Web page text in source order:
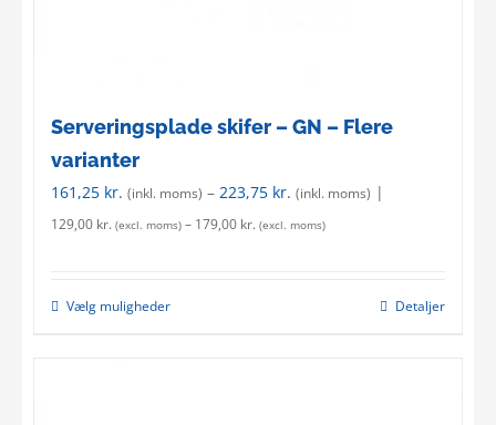
Serveringsplade skifer – GN – Flere
varianter
161,25 kr. (inkl. moms) – 223,75 kr. (inkl. moms) |
129,00 kr. (excl. moms) – 179,00 kr. (excl. moms)
Vælg mulighederThis
Detaljer